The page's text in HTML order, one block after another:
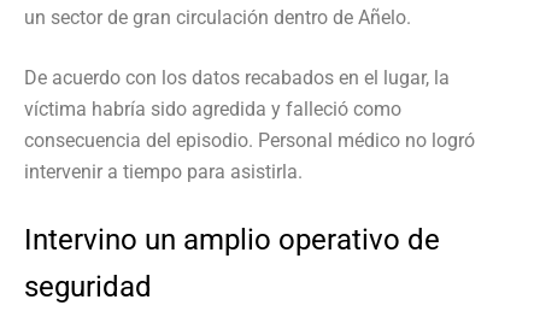
un sector de gran circulación dentro de Añelo.
De acuerdo con los datos recabados en el lugar, la
víctima habría sido agredida y falleció como
consecuencia del episodio. Personal médico no logró
intervenir a tiempo para asistirla.
Intervino un amplio operativo de
seguridad